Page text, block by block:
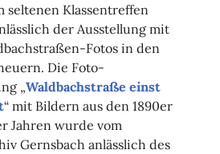
seltenen Klassentreffen
der Ausstellung mit
Fotos in den
Die Foto-
„Waldbachstraße einst
“ mit Bildern aus den 1890er
Jahren wurde vom
Gernsbach anlässlich des